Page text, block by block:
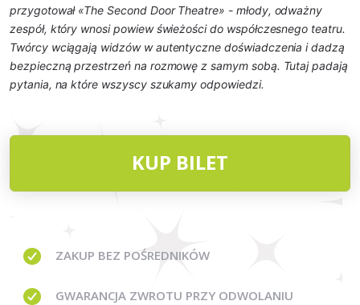
przygotował «The Second Door Theatre» - młody, odważny
zespół, który wnosi powiew świeżości do współczesnego teatru.
Twórcy wciągają widzów w autentyczne doświadczenia i dadzą
bezpieczną przestrzeń na rozmowę z samym sobą. Tutaj padają
pytania, na które wszyscy szukamy odpowiedzi.
KUP BILET
ZAKUP BEZ POŚREDNIKÓW
GWARANCJA ZWROTU PRZY ODWOLANIU